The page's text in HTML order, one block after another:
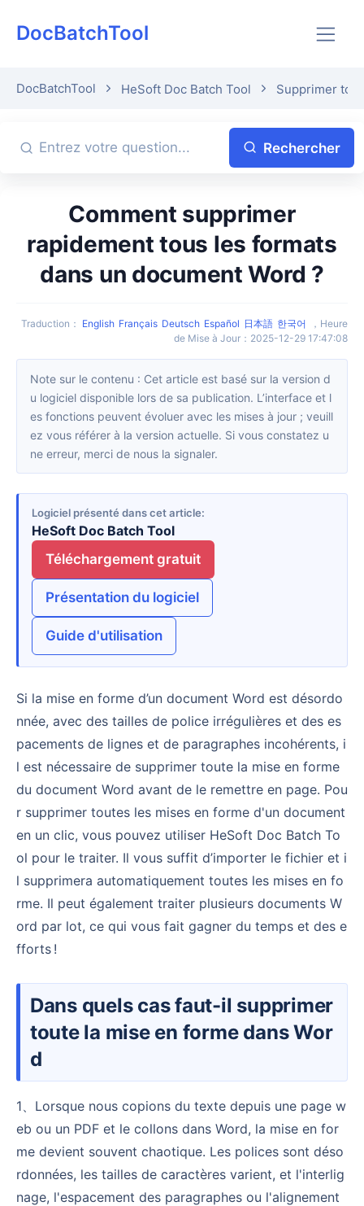
DocBatchTool
DocBatchTool HeSoft Doc Batch Tool Supprimer
Rechercher
Comment supprimer
rapidement tous les formats
dans un document Word ?
Traduction ： English Français Deutsch Español 日本語 한국어 ， Heure
de Mise à Jour ： 2025-12-29 17:47:08
Note sur le contenu : Cet article est basé sur la version d
u logiciel disponible lors de sa publication. L’interface et l
es fonctions peuvent évoluer avec les mises à jour ; veuill
ez vous référer à la version actuelle. Si vous constatez u
ne erreur, merci de nous la signaler.
Logiciel présenté dans cet article
HeSoft Doc Batch Tool
Téléchargement gratuit
Présentation du logiciel
Guide d'utilisation
Si la mise en forme d’un document Word est désordo
nnée, avec des tailles de police irrégulières et des es
pacements de lignes et de paragraphes incohérents, i
l est nécessaire de supprimer toute la mise en forme
du document Word avant de le remettre en page. Pou
r supprimer toutes les mises en forme d'un document
en un clic, vous pouvez utiliser HeSoft Doc Batch To
ol pour le traiter. Il vous suffit d’importer le fichier et i
l supprimera automatiquement toutes les mises en fo
rme. Il peut également traiter plusieurs documents W
ord par lot, ce qui vous fait gagner du temps et des e
fforts !
Dans quels cas faut-il supprimer
toute la mise en forme dans Wor
d
1、Lorsque nous copions du texte depuis une page w
eb ou un PDF et le collons dans Word, la mise en for
me devient souvent chaotique. Les polices sont déso
rdonnées, les tailles de caractères varient, et l'interlig
nage, l'espacement des paragraphes ou l'alignement